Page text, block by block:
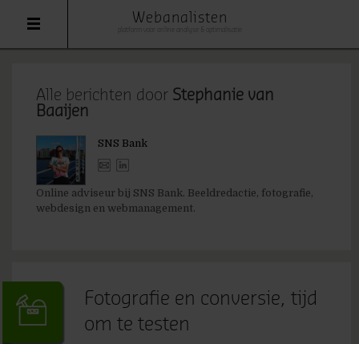
Webanalisten
Alle berichten door Stephanie van
Baaijen
SNS Bank
Online adviseur bij SNS Bank. Beeldredactie, fotografie,
webdesign en webmanagement.
Fotografie en conversie, tijd
om te testen